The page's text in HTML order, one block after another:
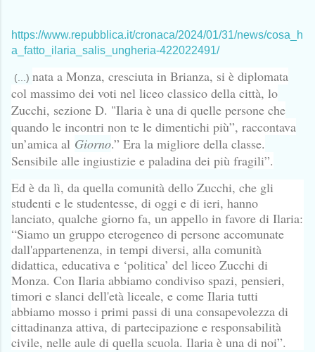
https://www.repubblica.it/cronaca/2024/01/31/news/cosa_h
a_fatto_ilaria_salis_ungheria-422022491/
(...) nata a Monza, cresciuta in Brianza, si è diplomata
col massimo dei voti nel liceo classico della città, lo
Zucchi, sezione D. "Ilaria è una di quelle persone che
quando le incontri non te le dimentichi più”, raccontava
un’amica al Giorno.” Era la migliore della classe.
Sensibile alle ingiustizie e paladina dei più fragili”.
Ed è da lì, da quella comunità dello Zucchi, che gli
studenti e le studentesse, di oggi e di ieri, hanno
lanciato, qualche giorno fa, un appello in favore di Ilaria:
“Siamo un gruppo eterogeneo di persone accomunate
dall'appartenenza, in tempi diversi, alla comunità
didattica, educativa e ‘politica’ del liceo Zucchi di
Monza. Con Ilaria abbiamo condiviso spazi, pensieri,
timori e slanci dell'età liceale, e come Ilaria tutti
abbiamo mosso i primi passi di una consapevolezza di
cittadinanza attiva, di partecipazione e responsabilità
civile, nelle aule di quella scuola. Ilaria è una di noi”.